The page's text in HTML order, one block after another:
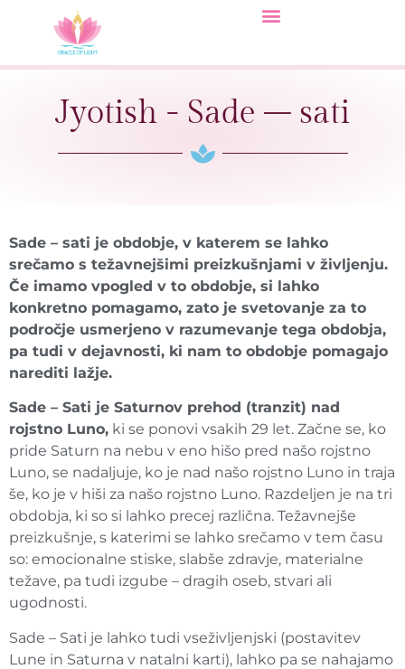
Jyotish - Sade – sati
Sade – sati je obdobje, v katerem se lahko
srečamo s težavnejšimi preizkušnjami v življenju.
Če imamo vpogled v to obdobje, si lahko
konkretno pomagamo, zato je svetovanje za to
področje usmerjeno v razumevanje tega obdobja,
pa tudi v dejavnosti, ki nam to obdobje pomagajo
narediti lažje.
Sade – Sati je Saturnov prehod (tranzit) nad
rojstno Luno, ki se ponovi vsakih 29 let. Začne se, ko
pride Saturn na nebu v eno hišo pred našo rojstno
Luno, se nadaljuje, ko je nad našo rojstno Luno in traja
še, ko je v hiši za našo rojstno Luno. Razdeljen je na tri
obdobja, ki so si lahko precej različna. Težavnejše
preizkušnje, s katerimi se lahko srečamo v tem času
so: emocionalne stiske, slabše zdravje, materialne
težave, pa tudi izgube – dragih oseb, stvari ali
ugodnosti.
Sade – Sati je lahko tudi vseživljenjski (postavitev
Lune in Saturna v natalni karti), lahko pa se nahajamo